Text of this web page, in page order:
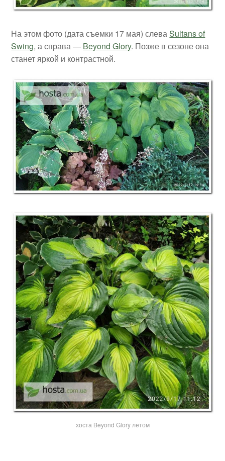
На этом фото (дата съемки 17 мая) слеваSultans of
Swing, а справа — Beyond Glory. Позже в сезоне она
станет яркой и контрастной.
хоста Beyond Glory летом